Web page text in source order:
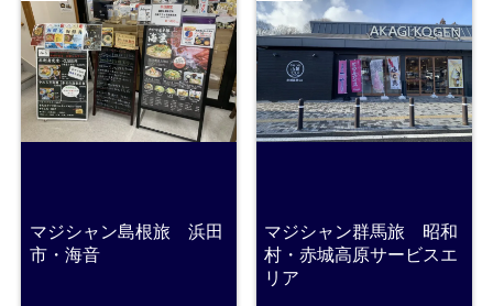
マジシャン島根旅 浜田
市・海音
マジシャン群馬旅 昭和
村・赤城高原サービスエ
リア